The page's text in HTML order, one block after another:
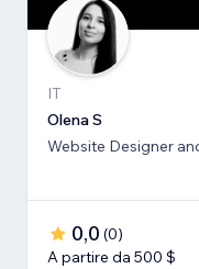
IT
Olena S
Website Designer
0,0 (0)
A partire da 500 $